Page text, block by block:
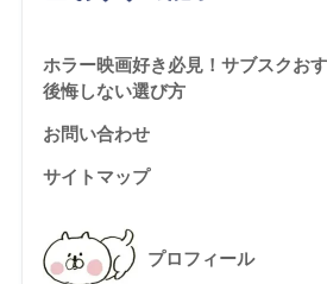
ホラー映画好き必見！サブスクお
後悔しない選び方
お問い合わせ
サイトマップ
プロフィール